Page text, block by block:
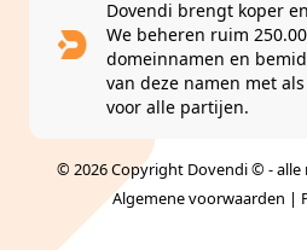
Dovendi brengt koper
We beheren ruim
domeinnamen en
van deze namen met
voor alle partijen.
© 2026 Copyright Dovendi © -
Algemene voorwaarden |